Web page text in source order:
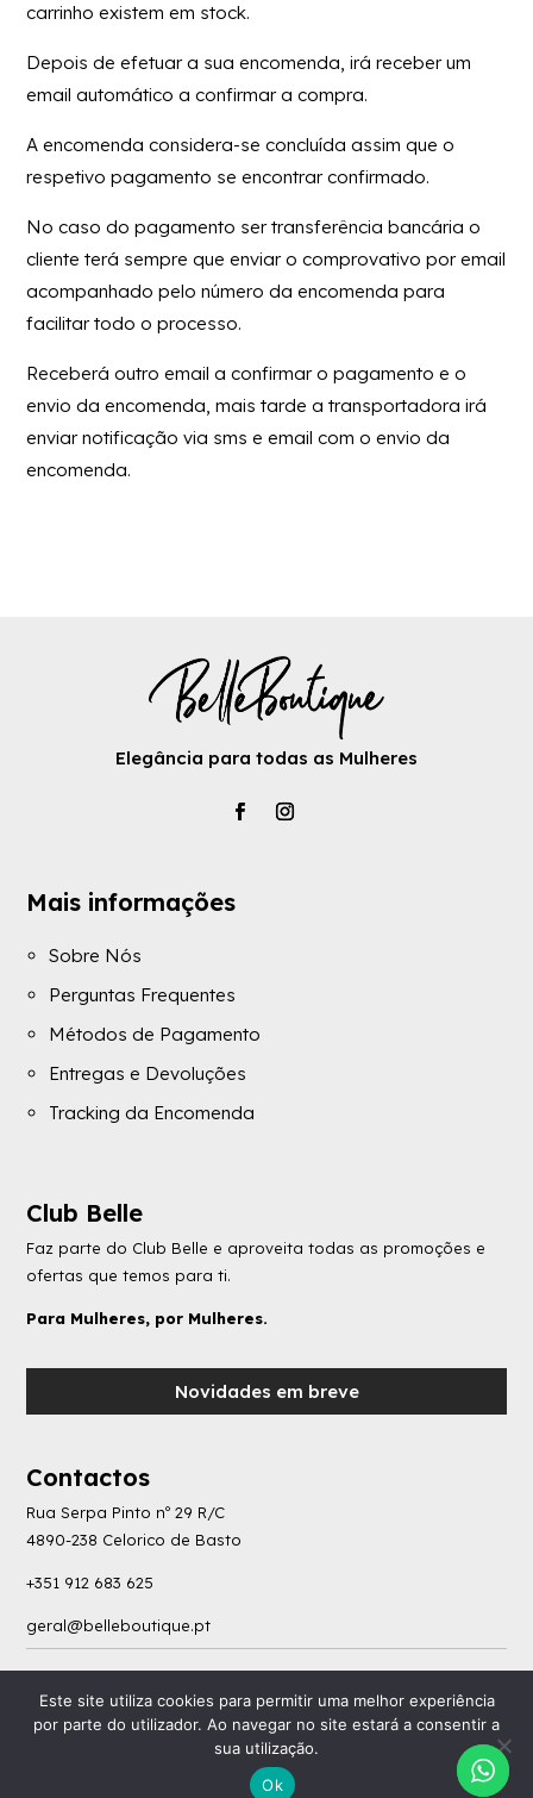
carrinho existem em stock.
Depois de efetuar a sua encomenda, irá receber um
email automático a confirmar a compra.
A encomenda considera-se concluída assim que o
respetivo pagamento se encontrar confirmado.
No caso do pagamento ser transferência bancária o
cliente terá sempre que enviar o comprovativo por email
acompanhado pelo número da encomenda para
facilitar todo o processo.
Receberá outro email a confirmar o pagamento e o
envio da encomenda, mais tarde a transportadora irá
enviar notificação via sms e email com o envio da
encomenda.
Elegância para todas as Mulheres
Mais informações
Sobre Nós
Perguntas Frequentes
Métodos de Pagamento
Entregas e Devoluções
Tracking da Encomenda
Club Belle
Faz parte do Club Belle e aproveita todas as promoções e
ofertas que temos para ti.
Para Mulheres, por Mulheres.
Novidades em breve
Contactos
Rua Serpa Pinto nº 29 R/C
4890-238 Celorico de Basto
+351 912 683 625
geral@belleboutique.pt
Política de Privacidade Livro de Reclamações| Termos e Condições
Consumo de
Litígios
Este site utiliza cookies para permitir uma melhor experiência
por parte do utilizador. Ao navegar no site estará a consentir a
sua utilização.
Ok